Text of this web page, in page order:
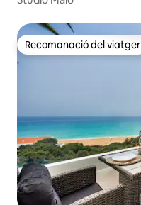
Recomanació del viatger
Recomanació del viatger